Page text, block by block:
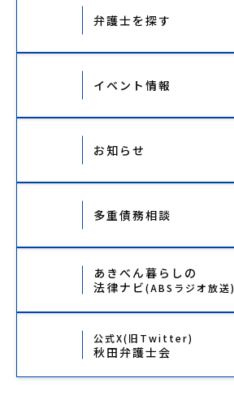
弁護士を探す
イベント情報
お知らせ
多重債務相談
あきべん暮らしの
法律ナビ(ABSラジオ放送)
公式X(旧Twitter)
秋田弁護士会